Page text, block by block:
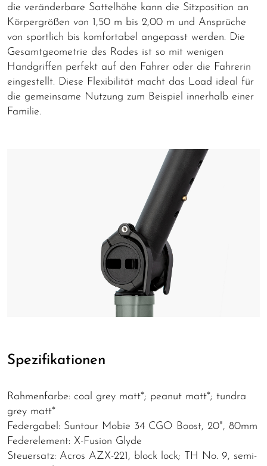
die veränderbare Sattelhöhe kann die Sitzposition an
Körpergrößen von 1,50 m bis 2,00 m und Ansprüche
von sportlich bis komfortabel angepasst werden. Die
Gesamtgeometrie des Rades ist so mit wenigen
Handgriffen perfekt auf den Fahrer oder die Fahrerin
eingestellt. Diese Flexibilität macht das Load ideal für
die gemeinsame Nutzung zum Beispiel innerhalb einer
Familie.
Spezifikationen
Rahmenfarbe: coal grey matt*; peanut matt*; tundra
grey matt*
Federgabel: Suntour Mobie 34 CGO Boost, 20", 80mm
Federelement: X-Fusion Glyde
Steuersatz: Acros AZX-221, block lock; TH No. 9, semi-